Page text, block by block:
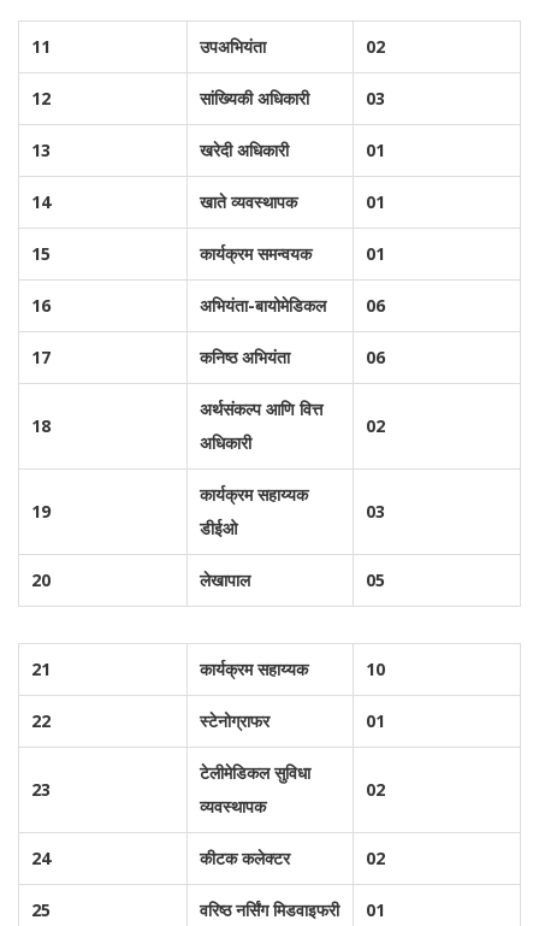
11 उपअभियंता 02
12 सांख्यिकी अधिकारी 03
13 खरेदी अधिकारी 01
14 खाते व्यवस्थापक 01
15 कार्यक्रम समन्वयक 01
16 अभियंता-बायोमेडिकल 06
17 कनिष्ठ अभियंता 06
18
अर्थसंकल्प आणि वित्त
अधिकारी
02
19
कार्यक्रम सहाय्यक
डीईओ
03
20 लेखापाल 05
21 कार्यक्रम सहाय्यक 10
22 स्टेनोग्राफर 01
23
टेलीमेडिकल सुविधा
व्यवस्थापक
02
24 कीटक कलेक्टर 02
25 वरिष्ठ नर्सिंग मिडवाइफरी 01